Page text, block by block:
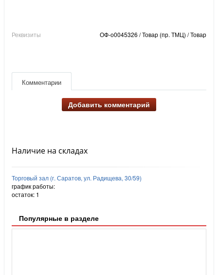
Реквизиты ОФ-о0045326 / Товар (пр. ТМЦ) / Товар
Комментарии
Добавить комментарий
Наличие на складах
Торговый зал (г. Саратов, ул. Радищева, 30/59)
график работы:
остаток: 1
Популярные в разделе